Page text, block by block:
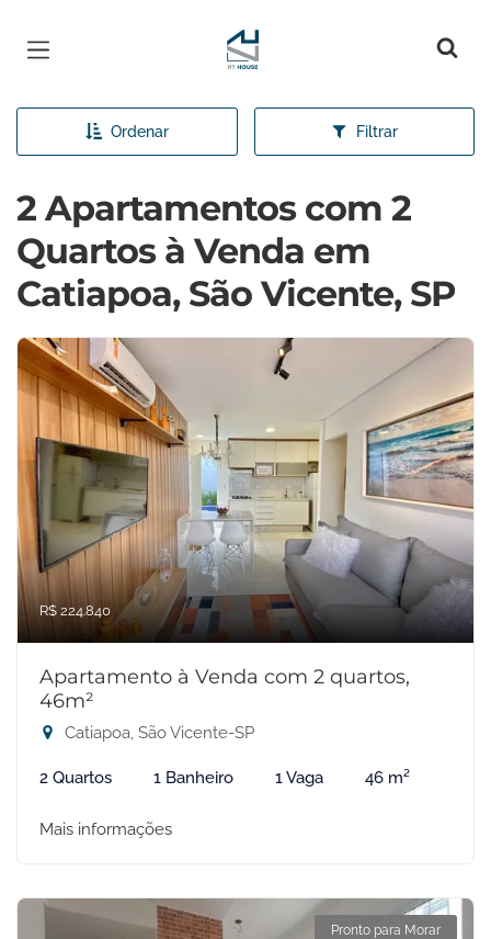
Página inicial
Ordenar Filtrar
2 Apartamentos com 2
Quartos à Venda em
Catiapoa, São Vicente, SP
R$ 224.840
Apartamento à Venda com 2 quartos,
46m²
Catiapoa, São Vicente-SP
2 Quartos 1 Banheiro 1 Vaga 46 m²
Mais informações
Pronto para Morar